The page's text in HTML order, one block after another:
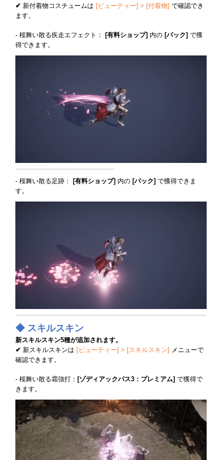
✔ 新付着物コスチュームは [ビューティー] > [付着物] で確認でき
ます。
- 桜舞い散る疾走エフェクト：[有料ショップ] 内の[パック] で獲
得できます。
- 桜舞い散る足跡：[有料ショップ] 内の[パック] で獲得できま
す。
◆ スキルスキン
新スキルスキン5種が追加されます。
✔ 新スキルスキンは [ビューティー] > [スキルスキン] メニューで
確認できます。
- 桜舞い散る霜強打：[ゾディアックパス3：プレミアム]で獲得で
きます。